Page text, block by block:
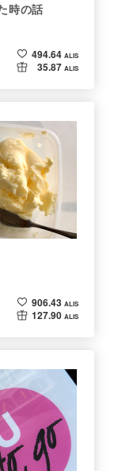
時の話
494.64 ALIS
35.87 ALIS
906.43 ALIS
127.90 ALIS